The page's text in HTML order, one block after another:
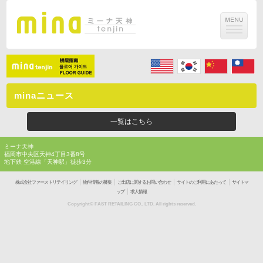
minaニュース
一覧はこちら
ミーナ天神
福岡市中央区天神4丁目3番8号
地下鉄 空港線「天神駅」徒歩3分
株式会社ファーストリテイリング｜ 物件情報の募集｜ ご出店に関するお問い合わせ｜ サイトのご利用にあたって｜
サイトマ
ップ｜ 求人情報
Copyright© FAST RETAILING CO., LTD. All rights reserved.